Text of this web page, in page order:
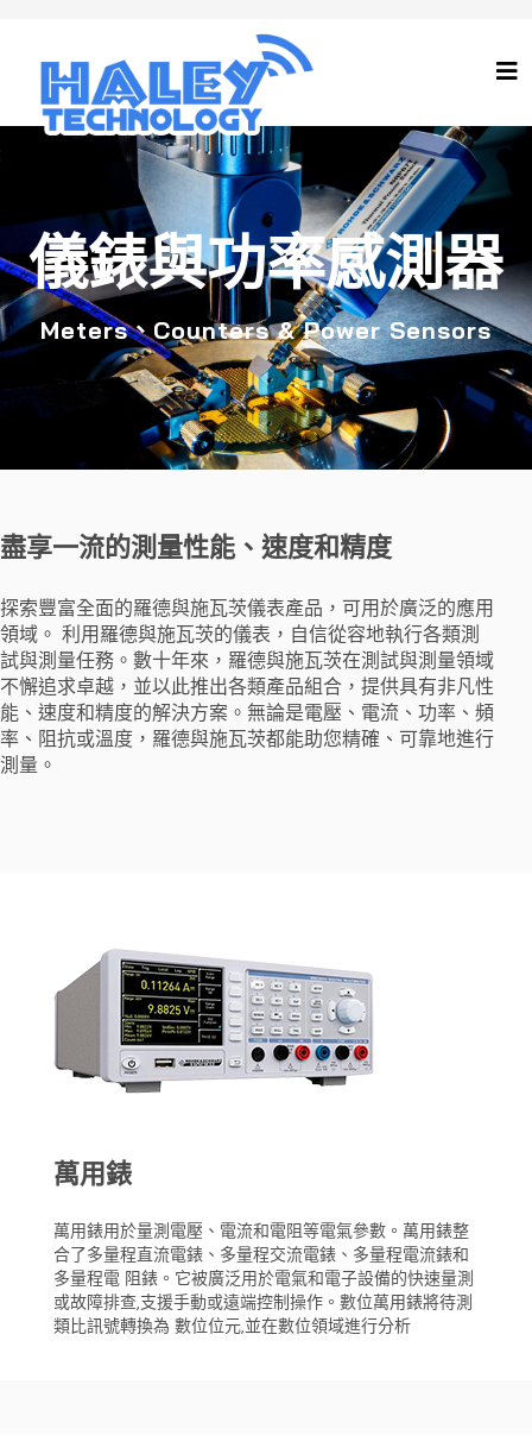
儀錶與功率感測器
Meters、Counters & Power Sensors
盡享一流的測量性能、速度和精度
探索豐富全面的羅德與施瓦茨儀表產品，可用於廣泛的應用
領域。 利用羅德與施瓦茨的儀表，自信從容地執行各類測
試與測量任務。數十年來，羅德與施瓦茨在測試與測量領域
不懈追求卓越，並以此推出各類產品組合，提供具有非凡性
能、速度和精度的解決方案。無論是電壓、電流、功率、頻
率、阻抗或溫度，羅德與施瓦茨都能助您精確、可靠地進行
測量。
萬用錶
萬用錶用於量測電壓、電流和電阻等電氣參數。萬用錶整
合了多量程直流電錶、多量程交流電錶、多量程電流錶和
多量程電 阻錶。它被廣泛用於電氣和電子設備的快速量測
或故障排查,支援手動或遠端控制操作。數位萬用錶將待測
類比訊號轉換為 數位位元,並在數位領域進行分析